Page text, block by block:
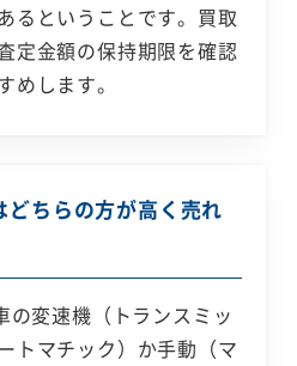
るということです。買取
定金額の保持期限を確認
めします。
ちらの方が高く売れ
の変速機（トランスミッ
トマチック）か手動（マ